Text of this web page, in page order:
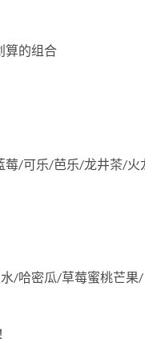
算的组合
/可乐/芭乐/龙井茶/
/哈密瓜/草莓蜜桃芒果/